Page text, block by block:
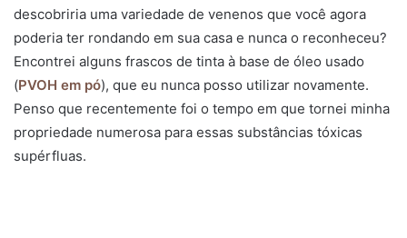
descobriria uma variedade de venenos que você agora
poderia ter rondando em sua casa e nunca o reconheceu?
Encontrei alguns frascos de tinta à base de óleo usado
(PVOH em pó), que eu nunca posso utilizar novamente.
Penso que recentemente foi o tempo em que tornei minha
propriedade numerosa para essas substâncias tóxicas
supérfluas.